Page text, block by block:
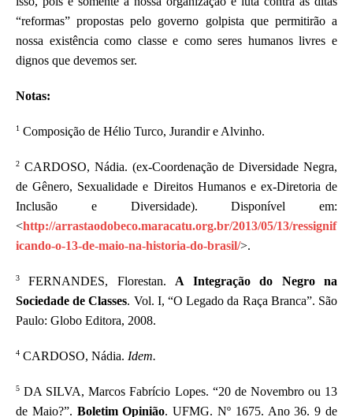
“reformas” propostas pelo governo golpista que permitirão a
nossa existência como classe e como seres humanos livres e
dignos que devemos ser.
Notas:
1 Composição de Hélio Turco, Jurandir e Alvinho.
2 CARDOSO, Nádia. (ex-Coordenação de Diversidade Negra,
de Gênero, Sexualidade e Direitos Humanos e ex-Diretoria de
Inclusão e Diversidade). Disponível em:
<http://arrastaodobeco.maracatu.org.br/2013/05/13/ressignif
icando-o-13-de-maio-na-historia-do-brasil/>.
3 FERNANDES, Florestan. A Integração do Negro na
Sociedade de Classes. Vol. I, “O Legado da Raça Branca”. São
Paulo: Globo Editora, 2008.
4 CARDOSO, Nádia. Idem.
5 DA SILVA, Marcos Fabrício Lopes. “20 de Novembro ou 13
de Maio?”. Boletim Opinião. UFMG. Nº 1675. Ano 36. 9 de